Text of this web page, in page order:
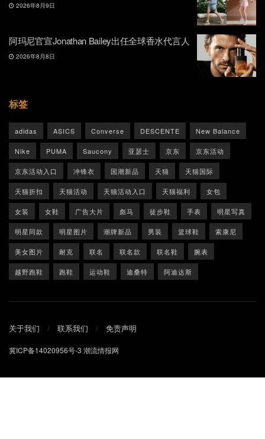
2026年8月9日
阿玛尼官宣Jonathan Bailey出任全球香水代言人
2026年8月8日
标签
adidas ASICS Converse DESCENTE New Balance
Nike PUMA Saucony 亚瑟士 京东 京东活动
京东活动入口 冲锋衣 国潮新品 天猫 天猫国际
天猫折扣 天猫活动 天猫活动入口 天猫福利 女包
女装 女鞋 广告大片 彪马 徒步鞋 手表 明星写真
明星同款 明星图片 潮牌新品 男装 篮球鞋 索康尼
美女图片 耐克 联名 联名款 联名鞋 腕表
越野跑鞋 跑鞋 运动鞋 迪桑特 阿迪达斯
关于我们 联系我们 免责声明
冀ICP备14020956号-3 潮流情报网